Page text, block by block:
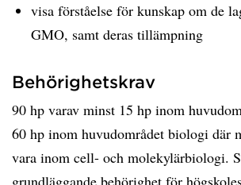
visa förståelse för kunskap om de
GMO, samt deras tillämpning
Behörighetskrav
90 hp varav minst 15 hp inom
60 hp inom huvudområdet biologi där
vara inom cell- och molekylärbiologi.
grundläggande behörighet för